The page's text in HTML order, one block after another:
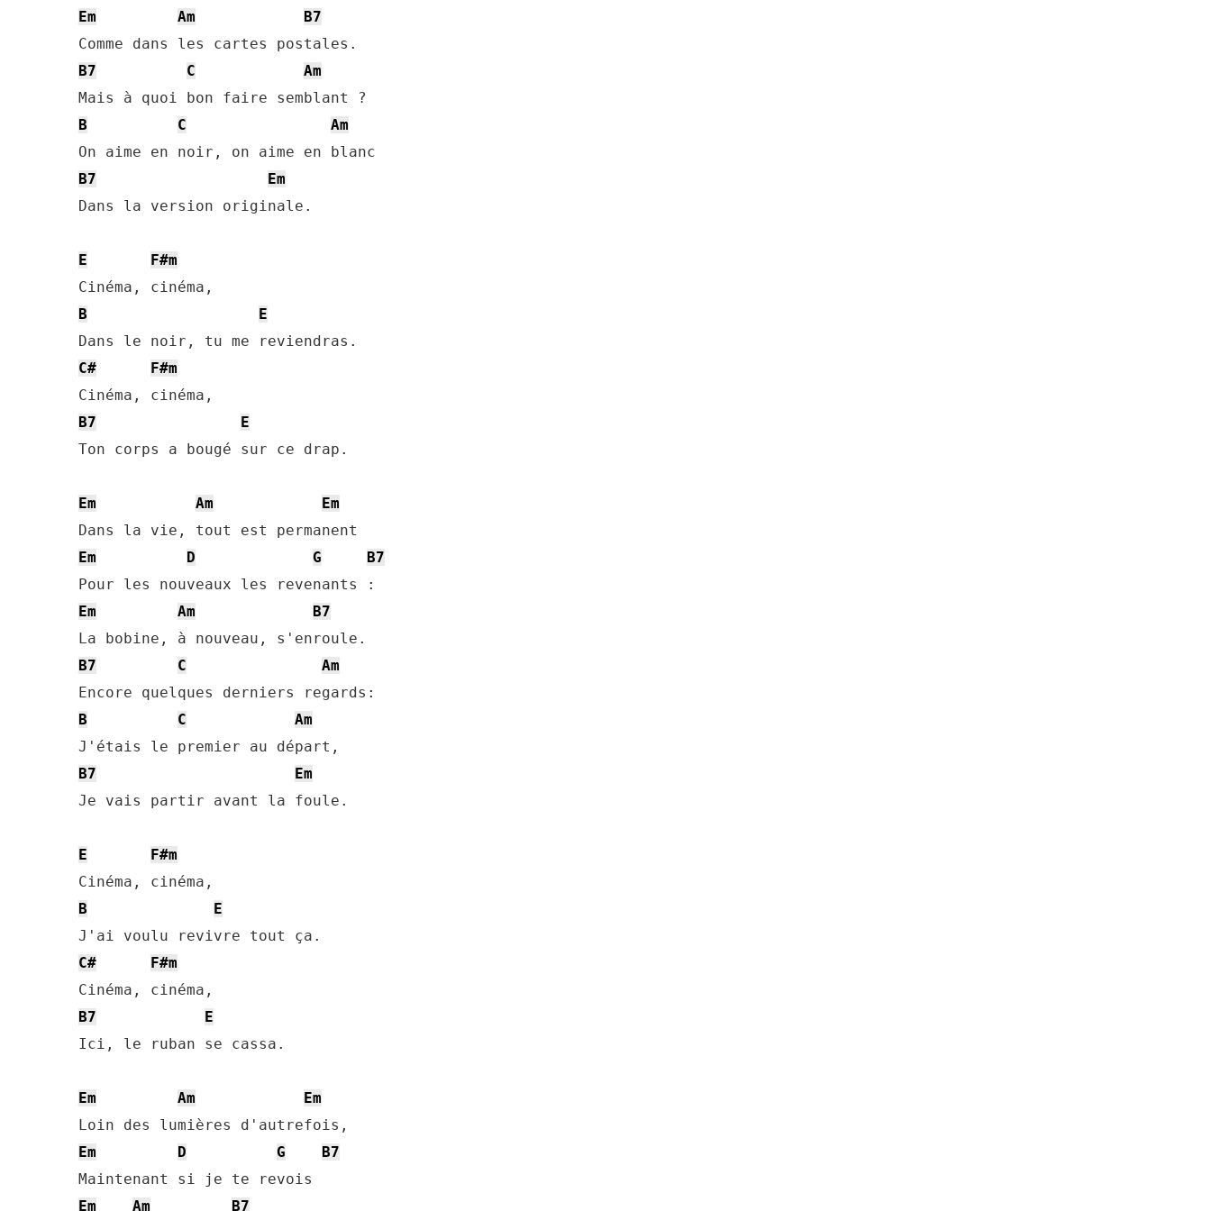
Em Am
B7
B7
C
Am
B
C
Am
B7
Em
Dans la version originale.
E
F#m
B
E
C#
F#m
B7
E
Ton corps a bougé sur ce drap.
Em Am
Em
Em
D G
B7
Em
Am
B7
B7
C
Am
B
C
Am
B7
Em
Je vais partir avant la foule.
E
F#m
B
E
C#
F#m
B7
E
Ici, le ruban se cassa.
Em Am
Em
Em
D G
B7
Em
Am B7